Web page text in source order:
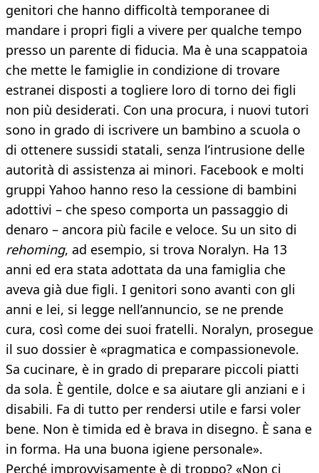
genitori che hanno difficoltà temporanee di
mandare i propri figli a vivere per qualche tempo
presso un parente di fiducia. Ma è una scappatoia
che mette le famiglie in condizione di trovare
estranei disposti a togliere loro di torno dei figli
non più desiderati. Con una procura, i nuovi tutori
sono in grado di iscrivere un bambino a scuola o
di ottenere sussidi statali, senza l’intrusione delle
autorità di assistenza ai minori. Facebook e molti
gruppi Yahoo hanno reso la cessione di bambini
adottivi – che speso comporta un passaggio di
denaro – ancora più facile e veloce. Su un sito di
rehoming, ad esempio, si trova Noralyn. Ha 13
anni ed era stata adottata da una famiglia che
aveva già due figli. I genitori sono avanti con gli
anni e lei, si legge nell’annuncio, se ne prende
cura, così come dei suoi fratelli. Noralyn, prosegue
il suo dossier è «pragmatica e compassionevole.
Sa cucinare, è in grado di preparare piccoli piatti
da sola. È gentile, dolce e sa aiutare gli anziani e i
disabili. Fa di tutto per rendersi utile e farsi voler
bene. Non è timida ed è brava in disegno. È sana e
in forma. Ha una buona igiene personale».
Perché improvvisamente è di troppo? «Non ci